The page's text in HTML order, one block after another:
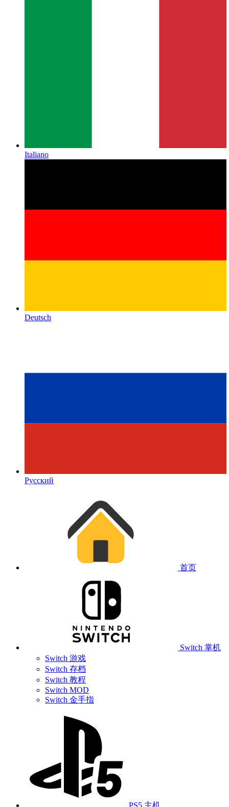
Italiano
Deutsch
Русский
首页
Switch 掌机
Switch 游戏
Switch 存档
Switch 教程
Switch MOD
Switch 金手指